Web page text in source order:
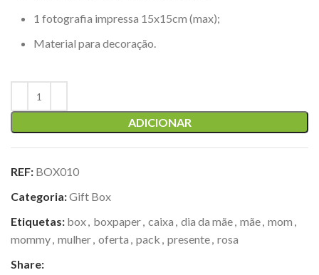
1 fotografia impressa 15x15cm (max);
Material para decoração.
ADICIONAR
REF: BOX010
Categoria:Gift Box
Etiquetas: box, boxpaper, caixa , dia da mãe, mãe, mom ,
mommy, mulher, oferta , pack , presente, rosa
Share: